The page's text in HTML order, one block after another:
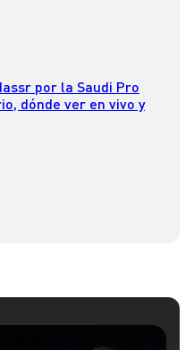
por la Saudi Pro
dónde ver en vivo y